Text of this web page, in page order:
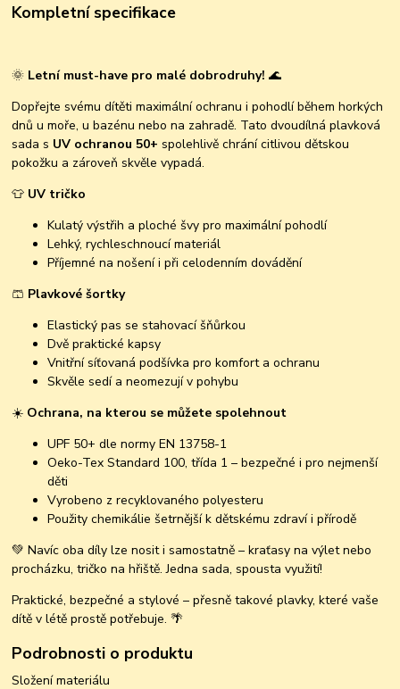
Kompletní specifikace
🌞 Letní must-have pro malé dobrodruhy! 🌊
Dopřejte svému dítěti maximální ochranu i pohodlí během horkých
dnů u moře, u bazénu nebo na zahradě. Tato dvoudílná plavková
sada s UV ochranou 50+ spolehlivě chrání citlivou dětskou
pokožku a zároveň skvěle vypadá.
👕 UV tričko
Kulatý výstřih a ploché švy pro maximální pohodlí
Lehký, rychleschnoucí materiál
Příjemné na nošení i při celodenním dovádění
🩳 Plavkové šortky
Elastický pas se stahovací šňůrkou
Dvě praktické kapsy
Vnitřní síťovaná podšívka pro komfort a ochranu
Skvěle sedí a neomezují v pohybu
☀️ Ochrana, na kterou se můžete spolehnout
UPF 50+ dle normy EN 13758-1
Oeko-Tex Standard 100, třída 1 – bezpečné i pro nejmenší
děti
Vyrobeno z recyklovaného polyesteru
Použity chemikálie šetrnější k dětskému zdraví i přírodě
💚 Navíc oba díly lze nosit i samostatně – kraťasy na výlet nebo
procházku, tričko na hřiště. Jedna sada, spousta využití!
Praktické, bezpečné a stylové – přesně takové plavky, které vaše
dítě v létě prostě potřebuje. 🌴
Podrobnosti o produktu
Složení materiálu